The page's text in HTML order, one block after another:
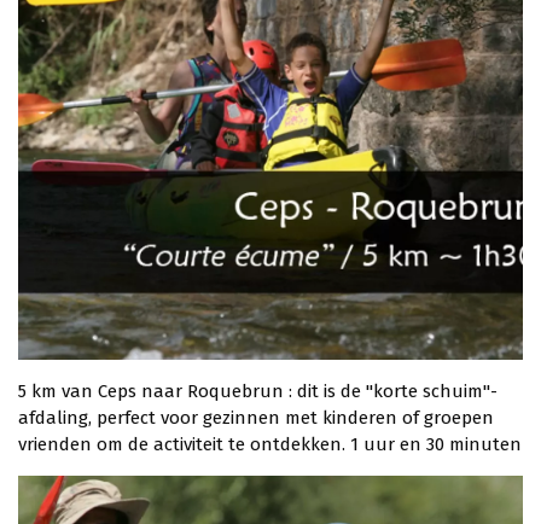
5 km van Ceps naar Roquebrun : dit is de "korte schuim"-
afdaling, perfect voor gezinnen met kinderen of groepen
vrienden om de activiteit te ontdekken. 1 uur en 30 minuten